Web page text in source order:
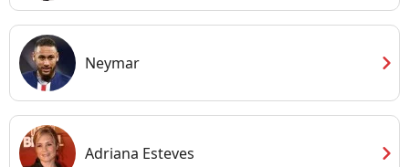
Neymar chevron_right
Adriana Esteves chevron_right